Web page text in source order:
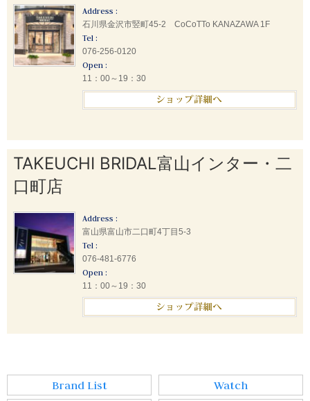
Address :
石川県金沢市竪町45-2 CoCoTTo KANAZAWA 1F
Tel :
076-256-0120
Open :
11：00～19：30
TAKEUCHI BRIDAL富山インター・二
口町店
Address :
富山県富山市二口町4丁目5-3
Tel :
076-481-6776
Open :
11：00～19：30
Brand List
Watch